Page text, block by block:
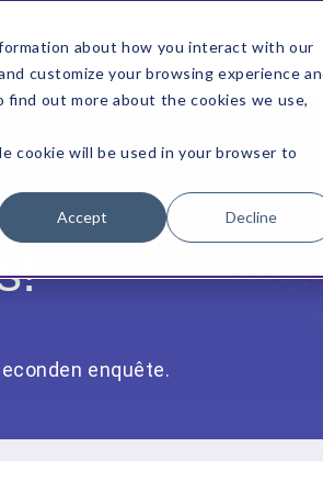
about how you interact with our
customize your browsing experience
out more about the cookies we use,
cookie will be used in your browser to
Accept Decline
enquête.